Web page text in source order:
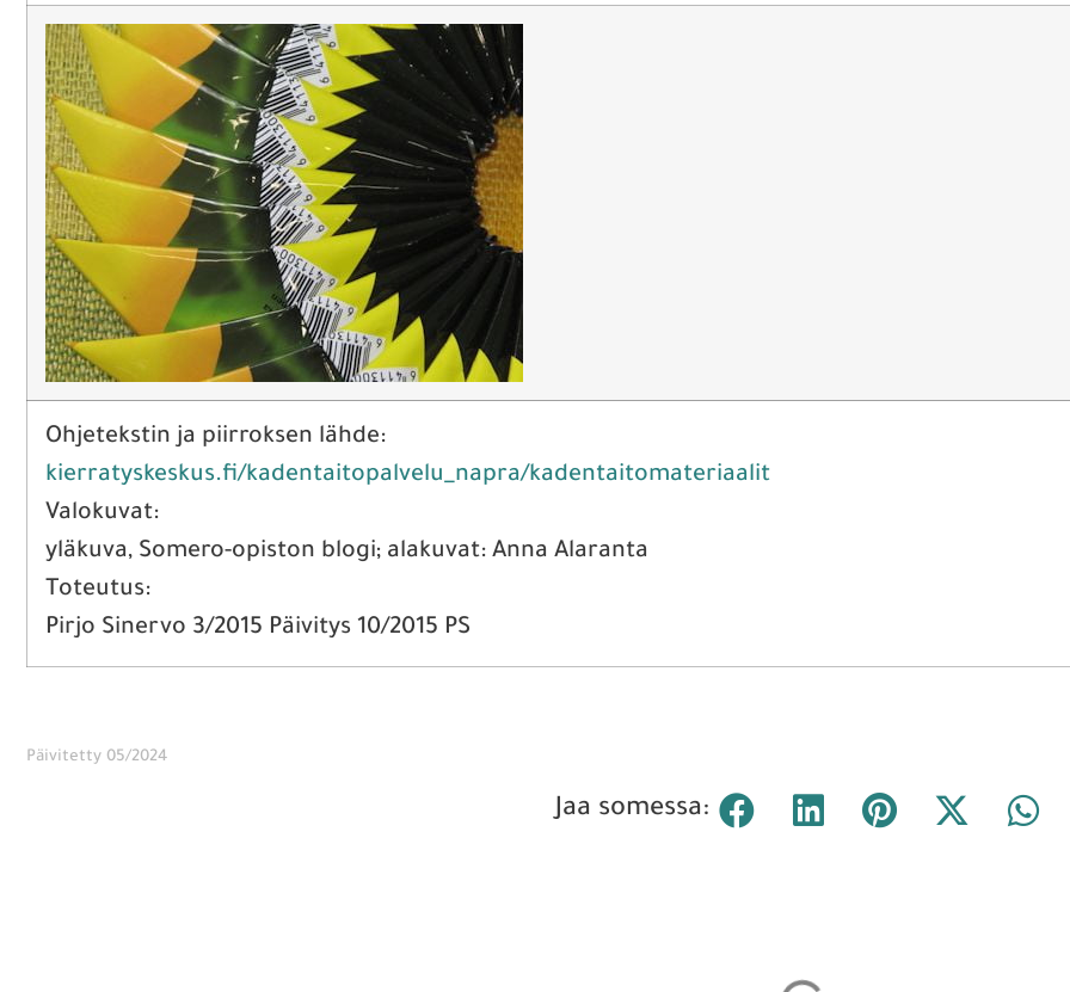
Ohjetekstin ja piirroksen lähde:
kierratyskeskus.fi/kadentaitopalvelu_napra/kadentaitomateriaalit
Valokuvat:
yläkuva, Somero-opiston blogi; alakuvat: Anna Alaranta
Toteutus:
Pirjo Sinervo 3/2015 Päivitys 10/2015 PS
Päivitetty 05/2024
Jaa somessa: